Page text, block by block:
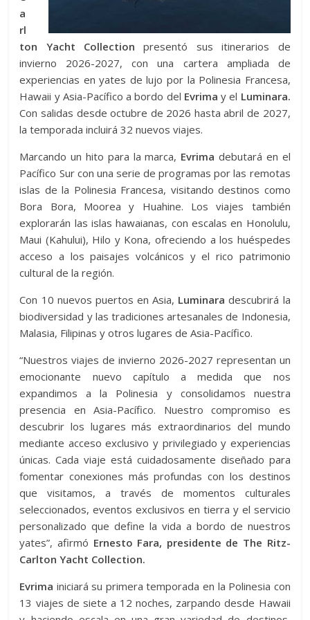
a
rl
ton Yacht Collection presentó sus itinerarios de
invierno 2026-2027, con una cartera ampliada de
experiencias en yates de lujo por la Polinesia Francesa,
Hawaii y Asia-Pacífico a bordo del Evrima y el Luminara.
Con salidas desde octubre de 2026 hasta abril de 2027,
la temporada incluirá 32 nuevos viajes.
Marcando un hito para la marca, Evrima debutará en el
Pacífico Sur con una serie de programas por las remotas
islas de la Polinesia Francesa, visitando destinos como
Bora Bora, Moorea y Huahine. Los viajes también
explorarán las islas hawaianas, con escalas en Honolulu,
Maui (Kahului), Hilo y Kona, ofreciendo a los huéspedes
acceso a los paisajes volcánicos y el rico patrimonio
cultural de la región.
Con 10 nuevos puertos en Asia, Luminara descubrirá la
biodiversidad y las tradiciones artesanales de Indonesia,
Malasia, Filipinas y otros lugares de Asia-Pacífico.
“Nuestros viajes de invierno 2026-2027 representan un
emocionante nuevo capítulo a medida que nos
expandimos a la Polinesia y consolidamos nuestra
presencia en Asia-Pacífico. Nuestro compromiso es
descubrir los lugares más extraordinarios del mundo
mediante acceso exclusivo y privilegiado y experiencias
únicas. Cada viaje está cuidadosamente diseñado para
fomentar conexiones más profundas con los destinos
que visitamos, a través de momentos culturales
seleccionados, eventos exclusivos en tierra y el servicio
personalizado que define la vida a bordo de nuestros
yates”, afirmó Ernesto Fara, presidente de The Ritz-
Carlton Yacht Collection.
Evrima iniciará su primera temporada en la Polinesia con
13 viajes de siete a 12 noches, zarpando desde Hawaii